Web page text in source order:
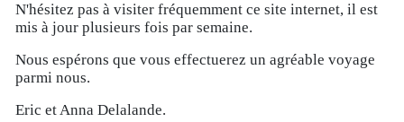
N'hésitez pas à visiter fréquemment ce site internet, il est
mis à jour plusieurs fois par semaine.
Nous espérons que vous effectuerez un agréable voyage
parmi nous.
Eric et Anna Delalande.